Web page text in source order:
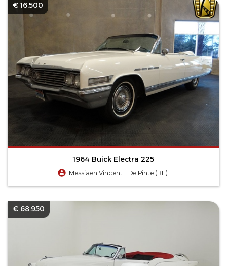
€ 16.500
1964 Buick Electra 225
Messiaen Vincent - De Pinte (BE)
€ 68.950